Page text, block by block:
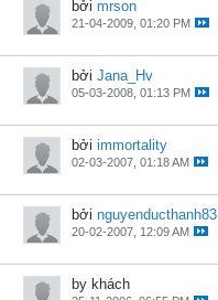
bởi mrson
21-04-2009, 01:20 PM
bởi Jana_Hv
05-03-2008, 01:13 PM
bởi immortality
02-03-2007, 01:18 AM
bởi nguyenducthanh83
20-02-2007, 12:09 AM
by khách